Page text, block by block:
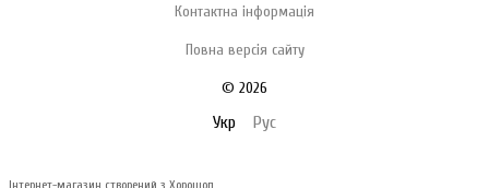
Контактна інформація
Повна версія сайту
© 2026
Укр Рус
Інтернет-магазин створений з Хорошоп